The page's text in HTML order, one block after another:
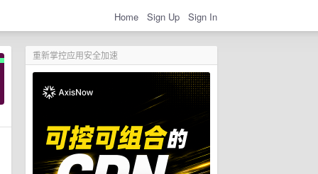
Home Sign Up Sign In
重新掌控应用安全加速